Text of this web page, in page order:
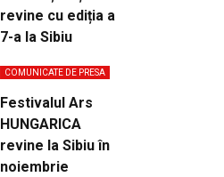
revine cu ediția a
7-a la Sibiu
COMUNICATE DE PRESA
Festivalul Ars
HUNGARICA
revine la Sibiu în
noiembrie